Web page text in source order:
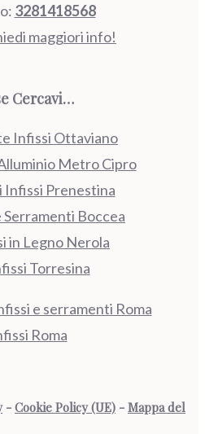
3281418568
maggiori info!
Cercavi…
Infissi Ottaviano
Metro Cipro
Infissi Prenestina
Serramenti Boccea
in Legno Nerola
Torresina
- Cookie Policy (UE) - Mappa del